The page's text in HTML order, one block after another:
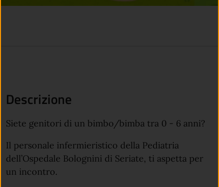
Descrizione
Siete genitori di un bimbo/bimba tra 0 - 6 anni?
Il personale infermieristico della Pediatria
dell’Ospedale Bolognini di Seriate, ti aspetta per
un incontro.